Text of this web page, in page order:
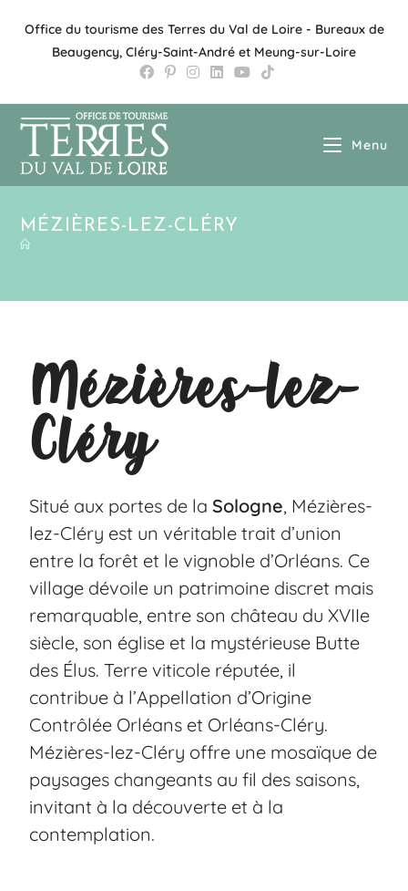
Office du tourisme des Terres du Val de Loire - Bureaux de
Beaugency, Cléry-Saint-André et Meung-sur-Loire
Menu
MÉZIÈRES-LEZ-CLÉRY
Mézières-lez-
Cléry
Situé aux portes de laSologne, Mézières-
lez-Cléry est un véritable trait d’union
entre la forêt et le vignoble d’Orléans. Ce
village dévoile un patrimoine discret mais
remarquable, entre son château du XVIIe
siècle, son église et la mystérieuse Butte
des Élus. Terre viticole réputée, il
contribue à l’Appellation d’Origine
Contrôlée Orléans et Orléans-Cléry.
Mézières-lez-Cléry offre une mosaïque de
paysages changeants au fil des saisons,
invitant à la découverte et à la
contemplation.